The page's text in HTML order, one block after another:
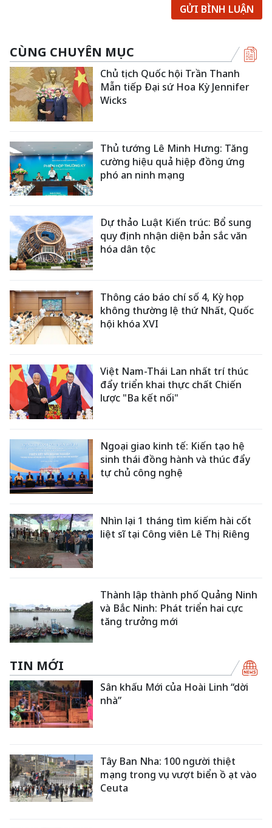
GỬI BÌNH LUẬN
CÙNG CHUYÊN MỤC
Chủ tịch Quốc hội Trần Thanh
Mẫn tiếp Đại sứ Hoa Kỳ Jennifer
Wicks
Thủ tướng Lê Minh Hưng: Tăng
cường hiệu quả hiệp đồng ứng
phó an ninh mạng
Dự thảo Luật Kiến trúc: Bổ sung
quy định nhận diện bản sắc văn
hóa dân tộc
Thông cáo báo chí số 4, Kỳ họp
không thường lệ thứ Nhất, Quốc
hội khóa XVI
Việt Nam-Thái Lan nhất trí thúc
đẩy triển khai thực chất Chiến
lược "Ba kết nối"
Ngoại giao kinh tế: Kiến tạo hệ
sinh thái đồng hành và thúc đẩy
tự chủ công nghệ
Nhìn lại 1 tháng tìm kiếm hài cốt
liệt sĩ tại Công viên Lê Thị Riêng
Thành lập thành phố Quảng Ninh
và Bắc Ninh: Phát triển hai cực
tăng trưởng mới
TIN MỚI
Sân khấu Mới của Hoài Linh “dời
nhà”
Tây Ban Nha: 100 người thiệt
mạng trong vụ vượt biển ồ ạt vào
Ceuta